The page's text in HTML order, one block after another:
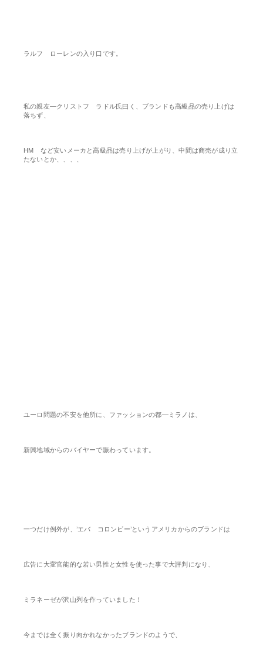
ラルフ ローレンの入り口です。
私の親友―クリストフ ラドル氏曰く、ブランドも高級品の売り上げは
落ちず、
HM など安いメーカと高級品は売り上げが上がり、中間は商売が成り立
たないとか、、、、
ユーロ問題の不安を他所に、ファッションの都―ミラノは、
新興地域からのバイヤーで賑わっています。
一つだけ例外が、’エバ コロンビー’というアメリカからのブランドは
広告に大変官能的な若い男性と女性を使った事で大評判になり、
ミラネーゼが沢山列を作っていました！
今までは全く振り向かれなかったブランドのようで、